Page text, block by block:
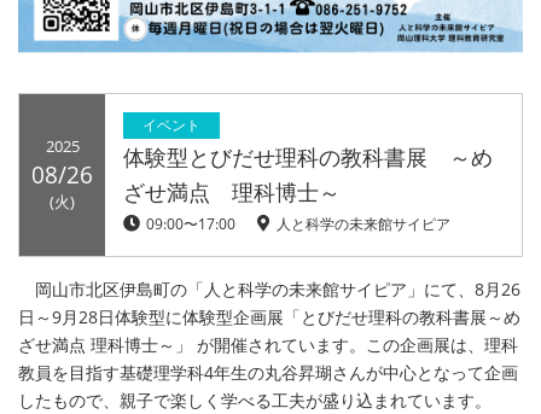
2025
08/26
(火)
イベント
体験型とびだせ理科の教科書展 ～め
ざせ満点 理科博士～
09:00〜17:00 人と科学の未来館サイピア
岡山市北区伊島町の「人と科学の未来館サイピア」にて、8月26
日～9月28日体験型に体験型企画展「とびだせ理科の教科書展～め
ざせ満点 理科博士～」 が開催されています。この企画展は、理科
教員を目指す基礎理学科4年生の丸谷昇瑚さんが中心となって企画
したもので、親子で楽しく学べる工夫が盛り込まれています。